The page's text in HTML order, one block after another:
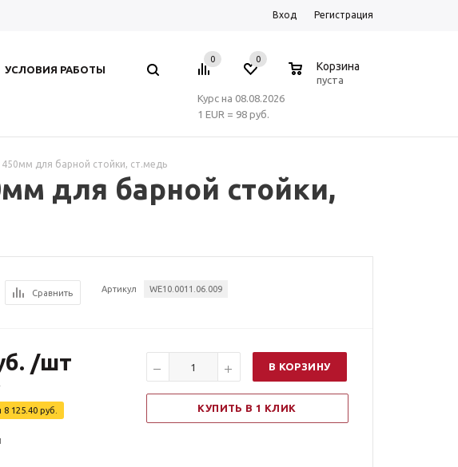
Вход Регистрация
УСЛОВИЯ РАБОТЫ
0 0
Корзина
пуста
Курс на 08.08.2026
1 EUR = 98 руб.
для барной стойки, ст.медь
для барной стойки,
Сравнить Артикул WE10.0011.06.009
/шт
8 125.40 руб.
В КОРЗИНУ
КУПИТЬ В 1 КЛИК